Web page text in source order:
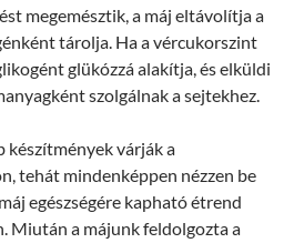
megemésztik, a máj eltávolítja a
tárolja. Ha a vércukorszint
glükózzá alakítja, és elküldi
szolgálnak a sejtekhez.
készítmények várják a
tehát mindenképpen nézzen be
egészségére kapható étrend
Miután a májunk feldolgozta a